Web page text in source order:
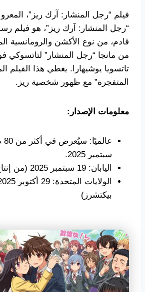
فيلم “رجل المنشار: آرك ريز”،
“رجل المنشار: آرك ريز”، هو فيلم
قادم، من نوع الأكشن والرومانسية
من مانجا “رجل المنشار” لتاتسوكي
تاتسويا يوشيهارا. يغطي هذا الفيلم
المتفجرة” مع ظهور شخصية ريز.
معلومات الإصدار:
سبتمبر 2025.
اليابان: 19 سبتمبر 2025 (من إنتاج توهو)
بيكتشرز)